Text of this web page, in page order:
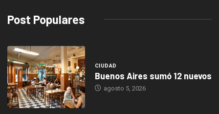
Post Populares
CIUDAD
Buenos Aires sumó 12 nuevos
agosto 5, 2026